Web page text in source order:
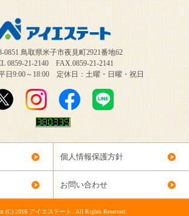
0851 鳥取県米子市夜見町2921番地62
0859-21-2140 FAX.0859-21-2141
日9:00～18:00 定休日：土曜・日曜・祝日
個人情報保護方針
お問い合わせ
(C) 2016 アイエステート. All Rights Reserved.